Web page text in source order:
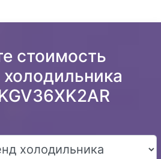
стоимость